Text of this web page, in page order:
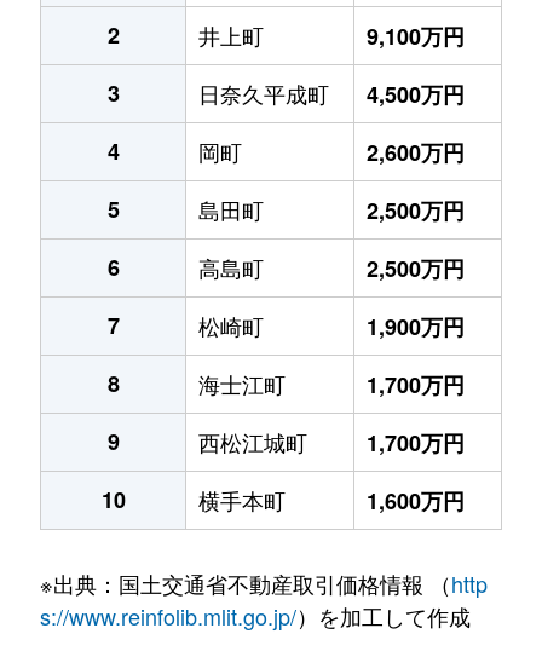
2
井上町
9,100万円
3
日奈久平成町
4,500万円
4
岡町
2,600万円
5
島田町
2,500万円
6
高島町
2,500万円
7
松崎町
1,900万円
8
海士江町
1,700万円
9
西松江城町
1,700万円
10
横手本町 1,600万円
※出典：国土交通省不動産取引価格情報 （http
s://www.reinfolib.mlit.go.jp/）を加工して作成